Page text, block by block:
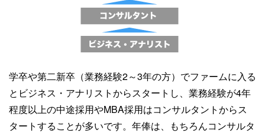
学卒や第二新卒（業務経験2～3年の方）でファームに入る
とビジネス・アナリストからスタートし、業務経験が4年
程度以上の中途採用やMBA採用はコンサルタントからス
タートすることが多いです。年俸は、もちろんコンサルタ